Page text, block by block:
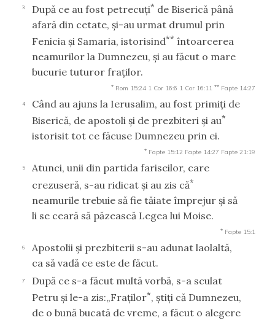
3 După ce au fost petrecuţi* de Biserică până
afară din cetate, şi-au urmat drumul prin
Fenicia şi Samaria, istorisind** întoarcerea
neamurilor la Dumnezeu, şi au făcut o mare
bucurie tuturor fraţilor.
* Rom 15:24 1 Cor 16:6 1 Cor 16:11 ** Fapte 14:27
4
Când au ajuns la Ierusalim, au fost primiţi de
Biserică, de apostoli şi de prezbiteri şi au*
istorisit tot ce făcuse Dumnezeu prin ei.
* Fapte 15:12 Fapte 14:27 Fapte 21:19
5
Atunci, unii din partida fariseilor, care
crezuseră, s-au ridicat şi au zis că*
neamurile trebuie să fie tăiate împrejur şi să
li se ceară să păzească Legea lui Moise.
* Fapte 15:1
6
Apostolii şi prezbiterii s-au adunat laolaltă,
ca să vadă ce este de făcut.
7
După ce s-a făcut multă vorbă, s-a sculat
Petru şi le-a zis:„Fraţilor*, ştiţi că Dumnezeu,
de o bună bucată de vreme, a făcut o alegere